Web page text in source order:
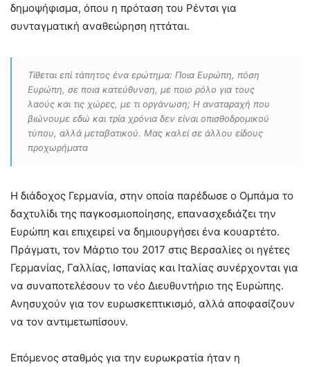
δημοψήφισμα, όπου η πρόταση του Ρέντσι για
συνταγματική αναθεώρηση ηττάται.
Τίθεται επί τάπητος ένα ερώτημα: Ποια Ευρώπη, πόση
Ευρώπη, σε ποια κατεύθυνση, με ποιο ρόλο για τους
λαούς και τις χώρες, με τι οργάνωση; Η αναταραχή που
βιώνουμε εδώ και τρία χρόνια δεν είναι οπισθοδρομικού
τύπου, αλλά μεταβατικού. Μας καλεί σε άλλου είδους
προχωρήματα
Η διάδοχος Γερμανία, στην οποία παρέδωσε ο Ομπάμα το
δαχτυλίδι της παγκοσμιοποίησης, επανασχεδιάζει την
Ευρώπη και επιχειρεί να δημιουργήσει ένα κουαρτέτο.
Πράγματι, τον Μάρτιο του 2017 στις Βερσαλίες οι ηγέτες
Γερμανίας, Γαλλίας, Ισπανίας και Ιταλίας συνέρχονται για
να συναποτελέσουν το νέο Διευθυντήριο της Ευρώπης.
Ανησυχούν για τον ευρωσκεπτικισμό, αλλά αποφασίζουν
να τον αντιμετωπίσουν.
Επόμενος σταθμός για την ευρωκρατία ήταν η